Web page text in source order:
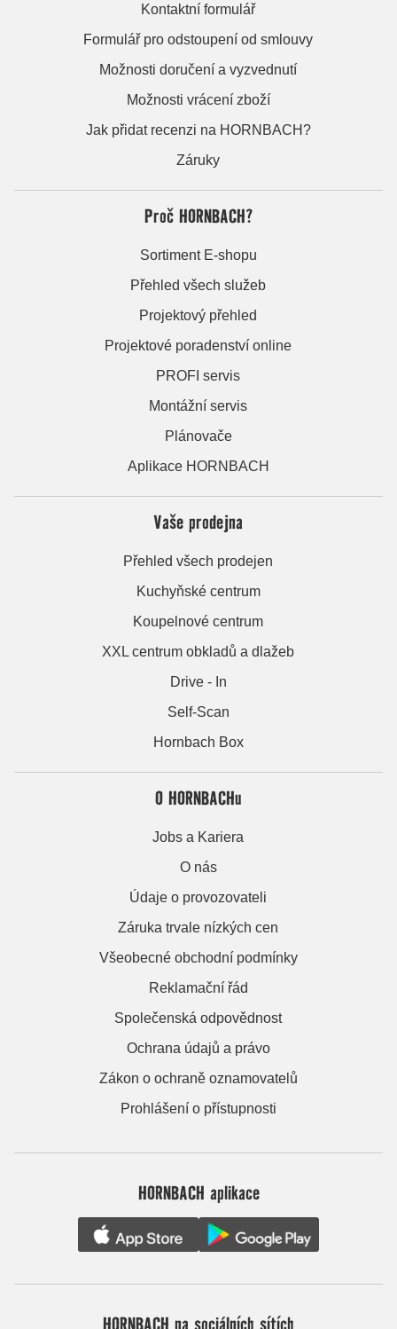
Kontaktní formulář
Formulář pro odstoupení od smlouvy
Možnosti doručení a vyzvednutí
Možnosti vrácení zboží
Jak přidat recenzi na HORNBACH?
Záruky
Proč HORNBACH?
Sortiment E-shopu
Přehled všech služeb
Projektový přehled
Projektové poradenství online
PROFI servis
Montážní servis
Plánovače
Aplikace HORNBACH
Vaše prodejna
Přehled všech prodejen
Kuchyňské centrum
Koupelnové centrum
XXL centrum obkladů a dlažeb
Drive - In
Self-Scan
Hornbach Box
O HORNBACHu
Jobs a Kariera
O nás
Údaje o provozovateli
Záruka trvale nízkých cen
Všeobecné obchodní podmínky
Reklamační řád
Společenská odpovědnost
Ochrana údajů a právo
Zákon o ochraně oznamovatelů
Prohlášení o přístupnosti
HORNBACH aplikace
HORNBACH na sociálních sítích